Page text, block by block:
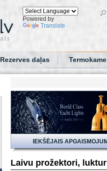
Powered by
Translate
Rezerves daļas
IEKŠĒJAIS
Laivu prožektori,